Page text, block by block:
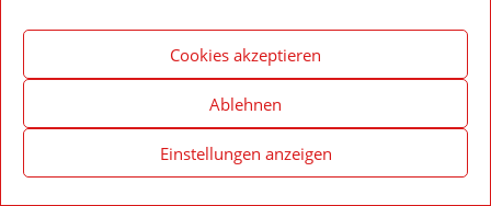
Cookies akzeptieren
Ablehnen
Einstellungen anzeigen
Impressum – Datenschutzerklärung
© 2020 Feuerwehr Walldürn